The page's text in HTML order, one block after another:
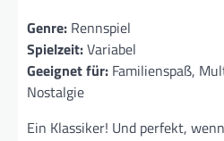
Genre: Rennspiel
Spielzeit:Variabel
Geeignet für: Familienspaß,
Nostalgie
Ein Klassiker! Und perfekt,